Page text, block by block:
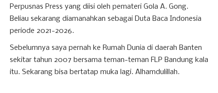
Perpusnas Press yang diisi oleh pemateri Gola A. Gong.
Beliau sekarang diamanahkan sebagai Duta Baca Indonesia
periode 2021-2026.
Sebelumnya saya pernah ke Rumah Dunia di daerah Banten
sekitar tahun 2007 bersama teman-teman FLP Bandung kala
itu. Sekarang bisa bertatap muka lagi. Alhamdulillah.